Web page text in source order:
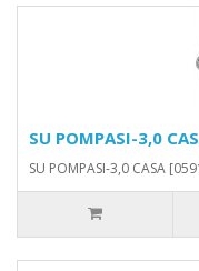
SU POMPASI-3,0
SU POMPASI-3,0 CASA